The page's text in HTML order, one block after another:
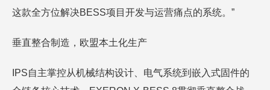
这款全方位解决BESS项目开发与运营痛点的系统。”
垂直整合制造，欧盟本土化生产
IPS自主掌控从机械结构设计、电气系统到嵌入式固件的